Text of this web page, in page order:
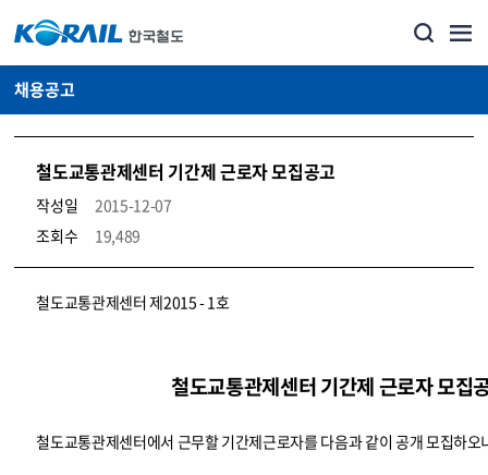
채용공고
철도교통관제센터 기간제 근로자 모집공고
작성일
2015-12-07
조회수
19,489
코레일소개_경영공시_채용공고 상세보기 – 내용, 파일, 담당자 연락처로 구성
철도교통관제센터 제2015 - 1호
철도교통관제센터 기간제 근로자 모집
철도교통관제센터에서 근무할 기간제근로자를 다음과 같이 공개 모집하오